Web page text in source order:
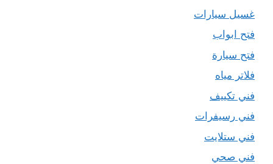
غسيل سيارات
فتح ابواب
فتح سيارة
فلاتر مياه
فني تكييف
فني رسيفرات
فني ستلايت
فني صحي